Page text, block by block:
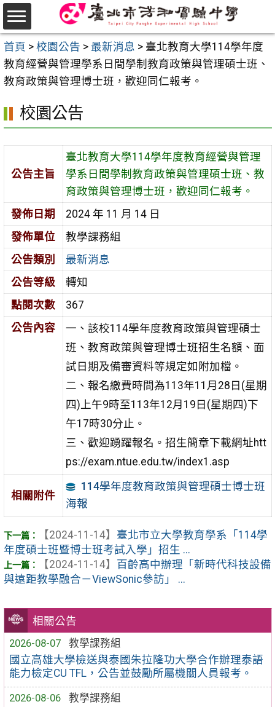
跳
至
主
要
內
首頁 > 校園公告 > 最新消息 > 臺北教育大學114學年度
教育經營與管理學系日間學制教育政策與管理碩士班、
教育政策與管理博士班，歡迎同仁報考。
相關公告
2026-08-07
教學課務組
國立高雄大學檢送與泰國朱拉隆功大學合作辦理泰語
能力檢定CU TFL，公告並鼓勵所屬機關人員報考。
2026-08-06
教學課務組
校園公告
公告主旨
臺北教育大學114學年度教育經營與管理
學系日間學制教育政策與管理碩士班、教
育政策與管理博士班，歡迎同仁報考。
發佈日期
2024 年 11 月 14 日
發佈單位
教學課務組
公告類別
最新消息
公告等級
轉知
點閱次數
367
公告內容
一、該校114學年度教育政策與管理碩士
班、教育政策與管理博士班招生名額、面
試日期及備審資料等規定如附加檔。
二、報名繳費時間為113年11月28日(星期
四)上午9時至113年12月19日(星期四)下
午17時30分止。
三、歡迎踴躍報名。招生簡章下載網址htt
ps://exam.ntue.edu.tw/index1.asp
相關附件
114學年度教育政策與管理碩士博士班
海報
【2024-11-14】 臺北市立大學教育學系「114學
年度碩士班暨博士班考試入學」招生 ...
【2024-11-14】 百齡高中辦理「新時代科技設備
與遠距教學融合－ViewSonic參訪」 ...
選
單